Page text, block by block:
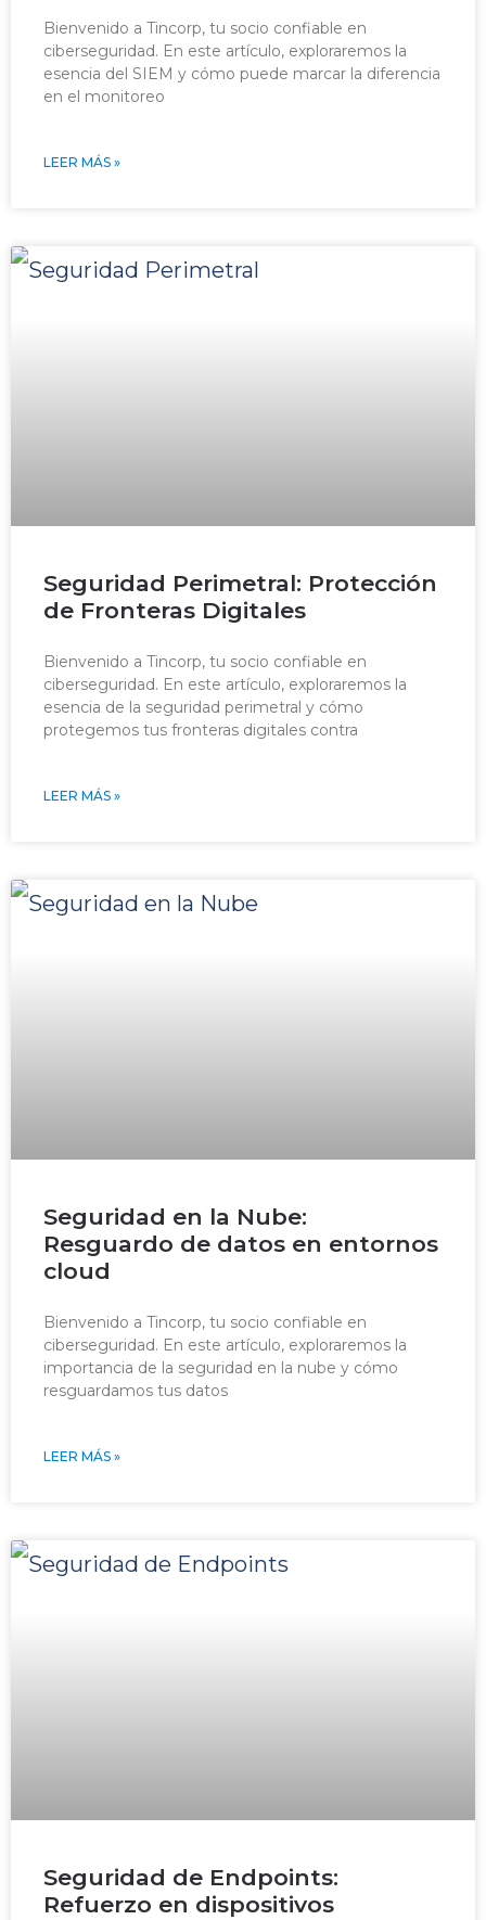
Bienvenido a Tincorp, tu socio confiable en
ciberseguridad. En este artículo, exploraremos la
esencia del SIEM y cómo puede marcar la diferencia
en el monitoreo
LEER MÁS »
Seguridad Perimetral: Protección
de Fronteras Digitales
Bienvenido a Tincorp, tu socio confiable en
ciberseguridad. En este artículo, exploraremos la
esencia de la seguridad perimetral y cómo
protegemos tus fronteras digitales contra
LEER MÁS »
Seguridad en la Nube:
Resguardo de datos en entornos
cloud
Bienvenido a Tincorp, tu socio confiable en
ciberseguridad. En este artículo, exploraremos la
importancia de la seguridad en la nube y cómo
resguardamos tus datos
LEER MÁS »
Seguridad de Endpoints:
Refuerzo en dispositivos